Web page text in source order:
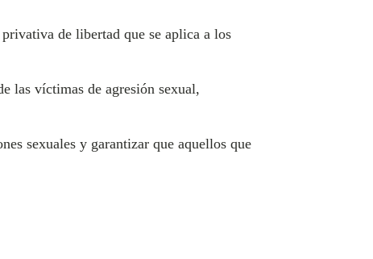
de libertad que se aplica a los
las víctimas de agresión sexual,
sexuales y garantizar que aquellos que